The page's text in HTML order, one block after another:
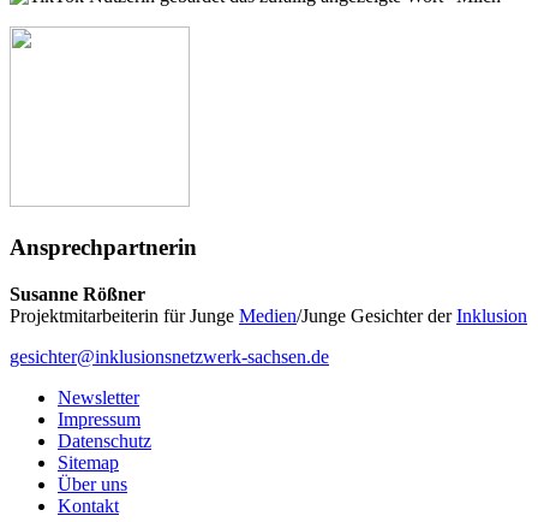
Ansprechpartnerin
Susanne Rößner
Projektmitarbeiterin für Junge Medien/Junge Gesichter derInklusion
gesichter@inklusionsnetzwerk-sachsen.de
Newsletter
Impressum
Datenschutz
Sitemap
Über uns
Kontakt